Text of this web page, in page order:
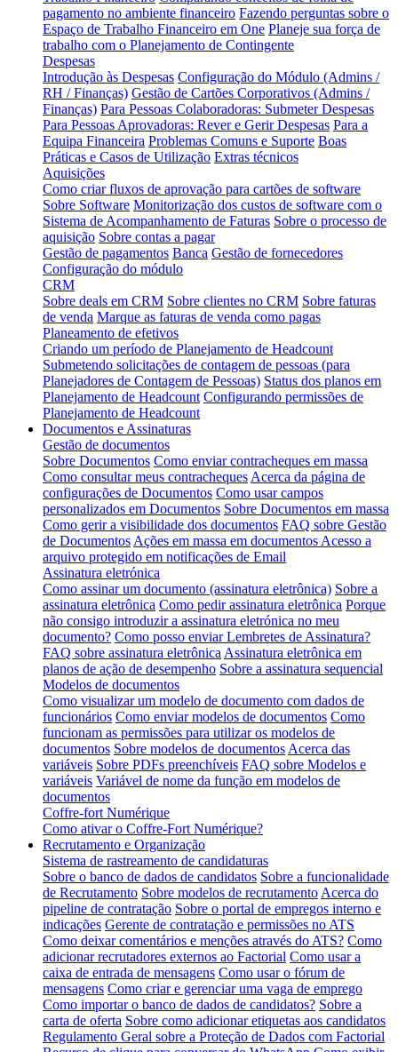
pagamento no ambiente financeiro Fazendo perguntas sobre o
Espaço de Trabalho Financeiro em One Planeje sua força de
trabalho com o Planejamento de Contingente
Despesas
Introdução às Despesas Configuração do Módulo (Admins /
RH / Finanças) Gestão de Cartões Corporativos (Admins /
Finanças) Para Pessoas Colaboradoras: Submeter Despesas
Para Pessoas Aprovadoras: Rever e Gerir Despesas Para a
Equipa Financeira Problemas Comuns e Suporte Boas
Práticas e Casos de Utilização Extras técnicos
Aquisições
Como criar fluxos de aprovação para cartões de software
Sobre Software Monitorização dos custos de software com o
Sistema de Acompanhamento de Faturas Sobre o processo de
aquisição Sobre contas a pagar
Gestão de pagamentos Banca Gestão de fornecedores
Configuração do módulo
CRM
Sobre deals em CRM Sobre clientes no CRM Sobre faturas
de venda Marque as faturas de venda como pagas
Planeamento de efetivos
Criando um período de Planejamento de Headcount
Submetendo solicitações de contagem de pessoas (para
Planejadores de Contagem de Pessoas) Status dos planos em
Planejamento de Headcount Configurando permissões de
Planejamento de Headcount
Documentos e Assinaturas
Gestão de documentos
Sobre Documentos Como enviar contracheques em massa
Como consultar meus contracheques Acerca da página de
configurações de Documentos Como usar campos
personalizados em Documentos Sobre Documentos em massa
Como gerir a visibilidade dos documentos FAQ sobre Gestão
de Documentos Ações em massa em documentos Acesso a
arquivo protegido em notificações de Email
Assinatura eletrónica
Como assinar um documento (assinatura eletrônica) Sobre a
assinatura eletrônica Como pedir assinatura eletrônica Porque
não consigo introduzir a assinatura eletrónica no meu
documento? Como posso enviar Lembretes de Assinatura?
FAQ sobre assinatura eletrônica Assinatura eletrônica em
planos de ação de desempenho Sobre a assinatura sequencial
Modelos de documentos
Como visualizar um modelo de documento com dados de
funcionários Como enviar modelos de documentos Como
funcionam as permissões para utilizar os modelos de
documentos Sobre modelos de documentos Acerca das
variáveis Sobre PDFs preenchíveis FAQ sobre Modelos e
variáveis Variável de nome da função em modelos de
documentos
Coffre-fort Numérique
Como ativar o Coffre-Fort Numérique?
Recrutamento e Organização
Sistema de rastreamento de candidaturas
Sobre o banco de dados de candidatos Sobre a funcionalidade
de Recrutamento Sobre modelos de recrutamento Acerca do
pipeline de contratação Sobre o portal de empregos interno e
indicações Gerente de contratação e permissões no ATS
Como deixar comentários e menções através do ATS? Como
adicionar recrutadores externos ao Factorial Como usar a
caixa de entrada de mensagens Como usar o fórum de
mensagens Como criar e gerenciar uma vaga de emprego
Como importar o banco de dados de candidatos? Sobre a
carta de oferta Sobre como adicionar etiquetas aos candidatos
Regulamento Geral sobre a Proteção de Dados com Factorial